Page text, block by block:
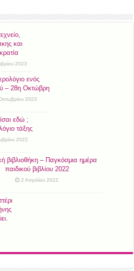
και
2023
ενός
– 28η Οκτώβρη
2023
εδώ ;
τάξης
2022
βιβλιοθήκη – Παγκόσμια ημέρα
παιδικού βιβλίου 2022
2 Απριλίου 2022